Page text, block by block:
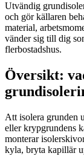
Utvändig
och gör källaren
material,
vänder sig till dig
flerbostadshus.
Översikt:
Att isolera grunden
eller krypgrundens
monterar
kyla, bryta kapillär